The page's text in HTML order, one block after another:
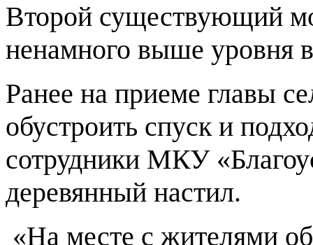
Второй существующий
ненамного выше уровня
Ранее на приеме главы
обустроить спуск и
сотрудники МКУ
деревянный настил.
«На месте с жителями